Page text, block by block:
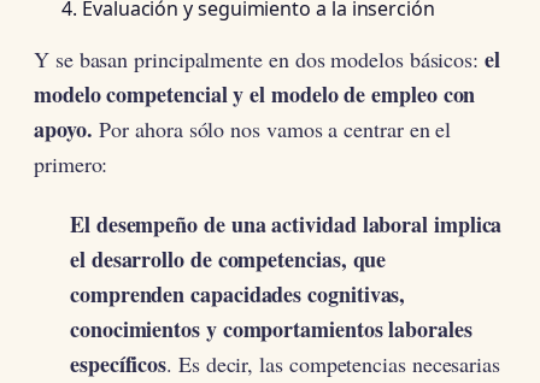
Evaluación y seguimiento a la inserción
Y se basan principalmente en dos modelos básicos: el
modelo competencial y el modelo de empleo con
apoyo.Por ahora sólo nos vamos a centrar en el
primero:
El desempeño de una actividad laboral implica
el desarrollo de competencias, que
comprenden capacidades cognitivas,
conocimientos y comportamientos laborales
específicos. Es decir, las competencias necesarias